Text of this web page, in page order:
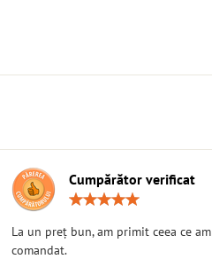
Cumpărător verificat
/
5
La un preț bun, am primit ceea ce am
comandat.